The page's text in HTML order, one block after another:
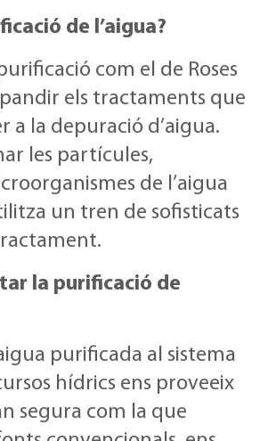
de l’aigua?
com el de Roses
els tractaments que
a la depuració d’aigua.
les partícules,
de l’aigua
un tren de sofisticats
la purificació de
purificada al sistema
hídrics ens proveeix
segura com la que